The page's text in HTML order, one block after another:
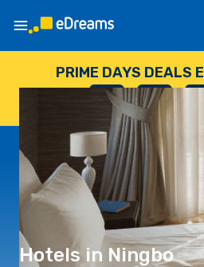
PRIME DAYS DEALS
--
DAGEN
: --
UUR
:
Hotels in Ningbo